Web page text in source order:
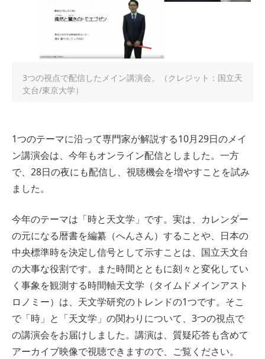
3つの視点で配信したメイン講演会。（クレジット：国立天
文台/東京大学）
1つのテーマに沿って専門家が解説する10月29日のメイ
ン講演会は、今年もオンライン配信としました。一方
で、28日の夜にも配信し、視聴機会を増やすことを試み
ました。
今年のテーマは「時と天文学」です。実は、カレンダー
の元になる暦書を編纂（へんさん）することや、日本の
中央標準時を決定し信号として示すことは、国立天文台
の大事な役割です。また時間とともに刻々と変化してい
く事象を観測する時間軸天文学（タイムドメインアスト
ロノミー）は、天文学研究のトレンドの1つです。そこ
で「時」と「天文学」の関わりについて、3つの視点で
の講演会をお届けしました。講演は、質疑応答も含めて
アーカイブ映像で視聴できますので、ご覧ください。